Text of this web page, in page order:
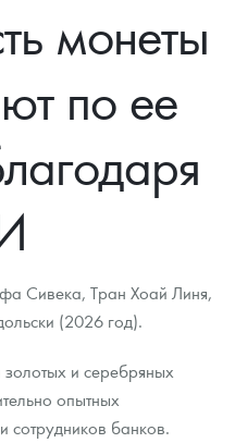
серебра, платины на
монеты
по ее
Сивека, Тран Хоай Линя,
(2026 год).
и серебряных
опытных
сотрудников банков.